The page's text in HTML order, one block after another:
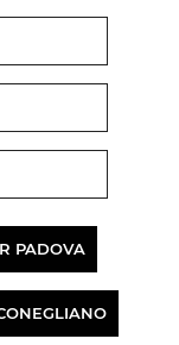
PADOVA